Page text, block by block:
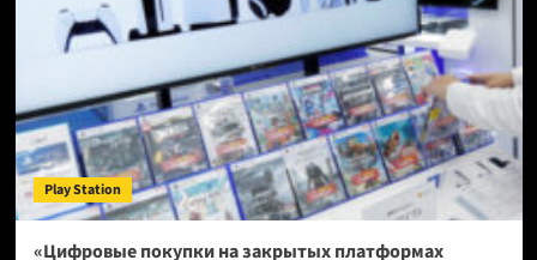
дела»
Милли
Браун
оказалась
поклонницей
Grand
Theft
Auto
Play Station
«Цифровые покупки на закрытых платформах